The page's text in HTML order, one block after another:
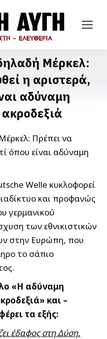
Μέρκελ:
η αριστερά,
αδύναμη
Welle κυκλοφορεί
και προφανώς
γερμανικού
των εθνικιστικών
στην Ευρώπη, που
το σάπιο
«Η αδύναμη
και –
τα εξής:
έδαφος στη Δύση.